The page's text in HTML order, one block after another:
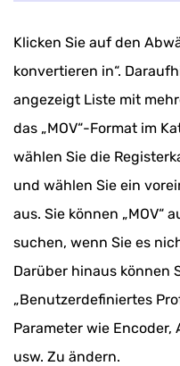
Klicken Sie auf den
konvertieren in“.
angezeigt Liste mit
das „MOV“-Format im
wählen Sie die
und wählen Sie ein
aus. Sie können „MOV“
suchen, wenn Sie es
Darüber hinaus können
„Benutzerdefiniertes
Parameter wie
usw. Zu ändern.